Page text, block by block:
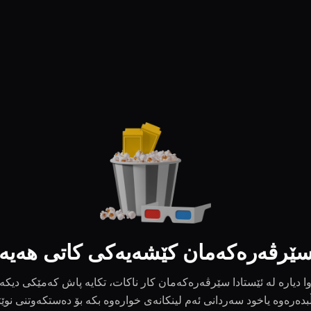
کێشەیەکی کاتی
وا دیارە لە ئێستادا سێرڤەرەکەمان کار ناکات، تکایە پاش کەمێکی دیکە
یاخود سەردانی ئەم لینکانەی خوارەوە بکە بۆ دەستکەوتنی